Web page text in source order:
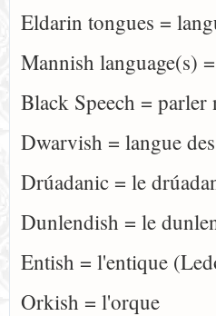
Eldarin tongues =
Mannish language(s)
Black Speech = parler
Dwarvish = langue
Drúadanic = le
Dunlendish = le
Entish = l'entique
Orkish = l'orque